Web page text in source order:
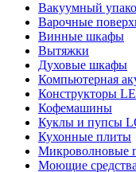
Вакуумный
Варочные
Винные шкафы
Вытяжки
Духовые шкафы
Компьютерная
Конструкторы
Кофемашины
Куклы и пупсы
Кухонные плиты
Микроволновые
Моющие средства